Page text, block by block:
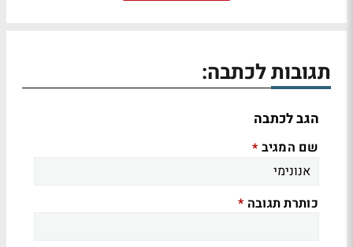
תגובות לכתבה:
הגב לכתבה
שם המגיב *
כותרת תגובה *